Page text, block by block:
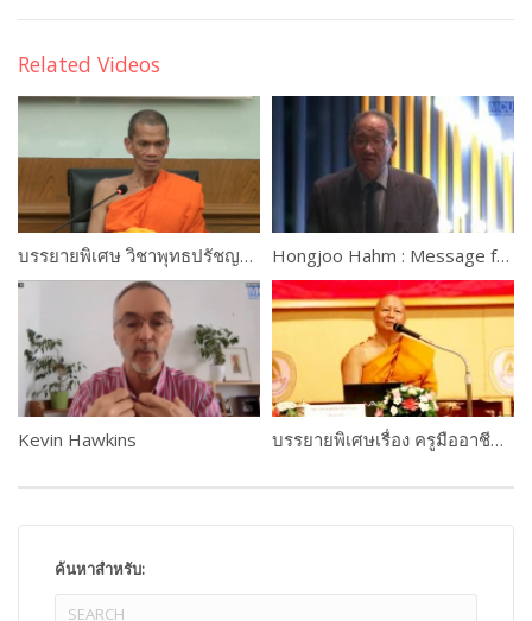
Related Videos
บรรยายพิเศษ วิชาพุทธปรัชญาแห่งศาสตร์ เรื่อง”การเข้าถึงความรู้” โดย พระราชปริยัติกวี, ศ.ดร. รองอธิการบดีฝ่ายวิชาการ Hongjoo Hahm : Message from H.E. Antonio Guterres, UN Secretary-General
Kevin Hawkins บรรยายพิเศษเรื่อง ครูมืออาชีพจากอดีตสู่ปัจจุบัน
ค้นหาสำหรับ: